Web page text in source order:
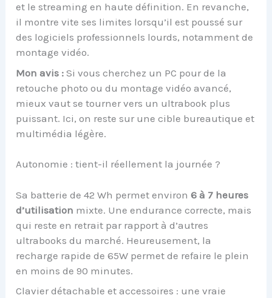
et le streaming en haute définition. En revanche,
il montre vite ses limites lorsqu’il est poussé sur
des logiciels professionnels lourds, notamment de
montage vidéo.
Mon avis : Si vous cherchez un PC pour de la
retouche photo ou du montage vidéo avancé,
mieux vaut se tourner vers un ultrabook plus
puissant. Ici, on reste sur une cible bureautique et
multimédia légère.
Autonomie : tient-il réellement la journée ?
Sa batterie de 42 Wh permet environ6 à 7 heures
d’utilisation mixte. Une endurance correcte, mais
qui reste en retrait par rapport à d’autres
ultrabooks du marché. Heureusement, la
recharge rapide de 65W permet de refaire le plein
en moins de 90 minutes.
Clavier détachable et accessoires : une vraie